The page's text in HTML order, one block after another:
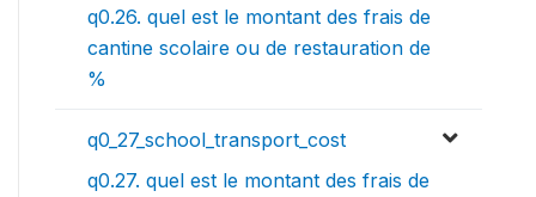
q0.26. quel est le montant des frais de
cantine scolaire ou de restauration de
%
q0_27_school_transport_cost
q0.27. quel est le montant des frais de